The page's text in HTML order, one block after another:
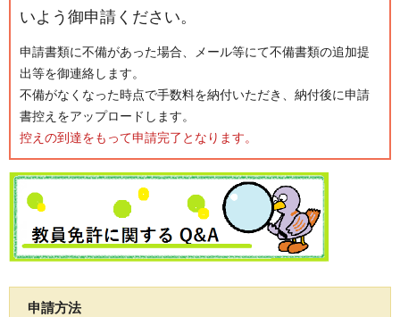
いよう御申請ください。
申請書類に不備があった場合、メール等にて不備書類の追加提
出等を御連絡します。
不備がなくなった時点で手数料を納付いただき、納付後に申請
書控えをアップロードします。
控えの到達をもって申請完了となります。
申請方法